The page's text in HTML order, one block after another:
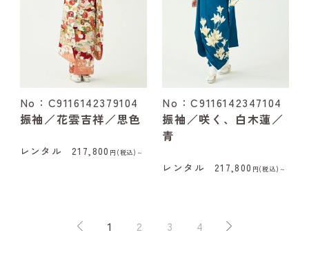
No：C9116142379104
振袖／花雲吉祥／思色
レンタル 217,800 円(税込)～
No：C9116142347104
振袖／咲く、白木蓮／
青
レンタル 217,800 円(税込)～
1 2 3 4